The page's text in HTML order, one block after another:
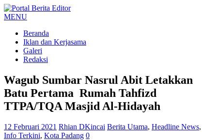
MENU
Beranda
Iklan dan Kerjasama
Galeri
Redaksi
Wagub Sumbar Nasrul Abit Letakkan
Batu Pertama Rumah Tahfizd
TTPA/TQA Masjid Al-Hidayah
12 Februari 2021 Rhian DKincai Berita Utama, Headline News,
Info Terkini, Kota Padang 0